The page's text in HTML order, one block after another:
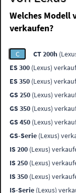
Welches Modell
verkaufen?
C CT 200h
ES 300 (Lexus)
ES 350 (Lexus)
GS 250 (Lexus)
GS 350 (Lexus)
GS 450 (Lexus)
GS-Serie (Lexus)
IS 200 (Lexus)
IS 250 (Lexus)
IS 350 (Lexus)
IS-Serie (Lexus)